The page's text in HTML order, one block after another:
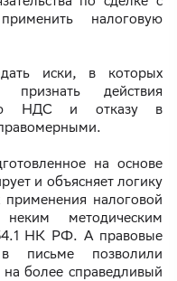
налоговую
иски, в которых
признать действия
НДС и отказу в
на основе
и объясняет логику
налоговой
методическим
НК РФ. А правовые
письме позволили
более справедливый